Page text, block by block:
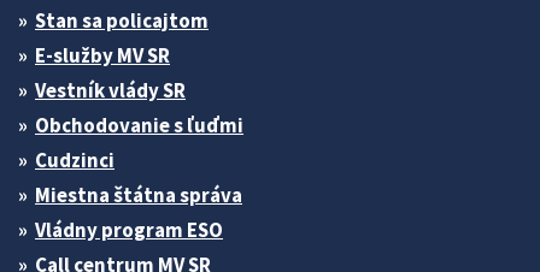
Stan sa policajtom
E-služby MV SR
Vestník vlády SR
Obchodovanie s ľuďmi
Cudzinci
Miestna štátna správa
Vládny program ESO
Call centrum MV SR